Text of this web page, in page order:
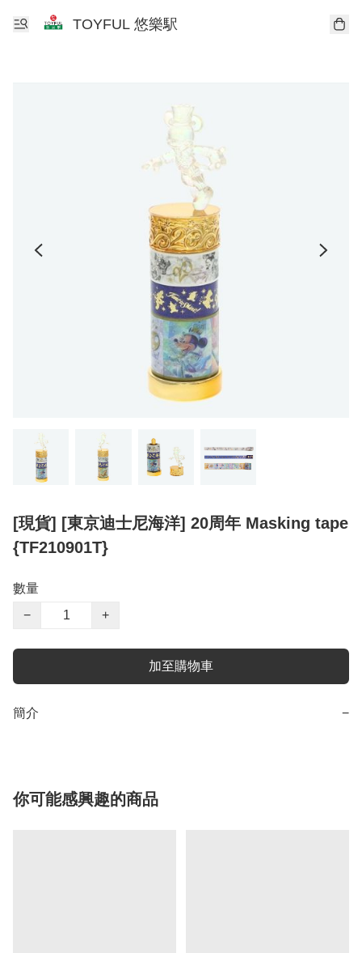
TOYFUL 悠樂駅
[現貨] [東京迪士尼海洋] 20周年 Masking tape
{TF210901T}
數量
−
+
加至購物車
簡介 −
你可能感興趣的商品